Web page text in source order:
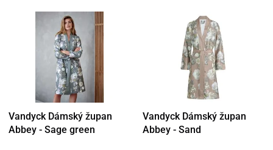
Vandyck Dámský župan
Abbey - Sage green
Vandyck Dámský župan
Abbey - Sand